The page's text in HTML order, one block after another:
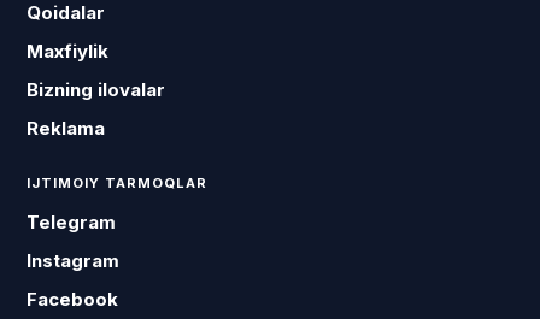
Qoidalar
Maxfiylik
Bizning ilovalar
Reklama
IJTIMOIY TARMOQLAR
Telegram
Instagram
Facebook